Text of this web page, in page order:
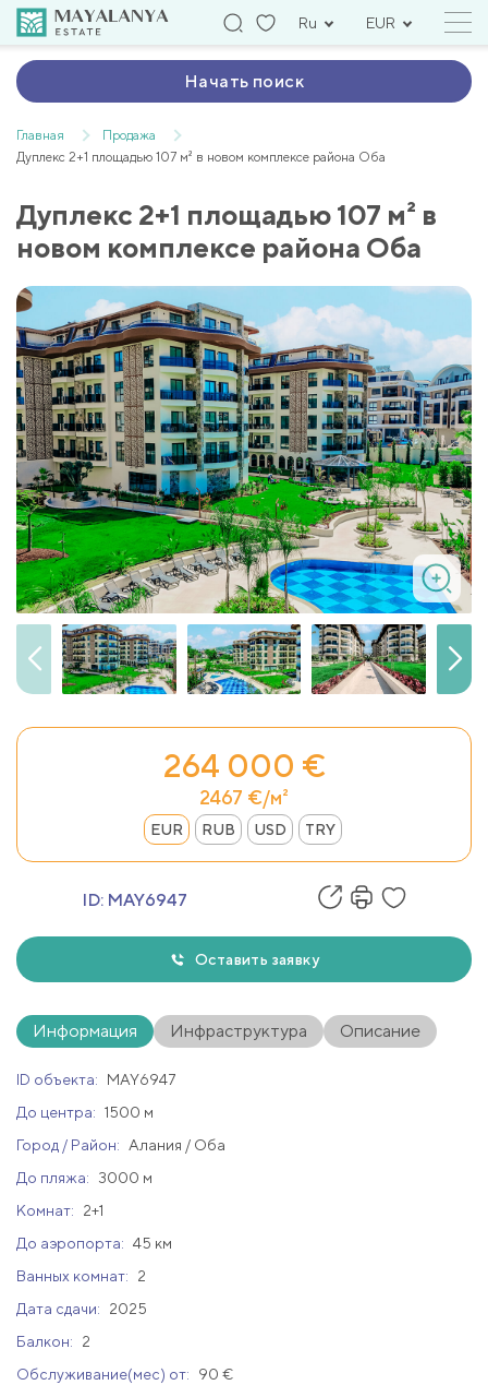
Ru EUR
Начать поиск
Главная
Продажа
Дуплекс 2+1 площадью 107 м² в новом комплексе района Оба
Дуплекс 2+1 площадью 107 м² в
новом комплексе района Оба
264 000 €
2467 €/м²
EUR RUB USD TRY
ID: MAY6947
Оставить заявку
Информация Инфраструктура Описание
ID объекта:
MAY6947
До центра: 1500 м
Город / Район:
Алания / Оба
До пляжа:
3000 м
Комнат:
2+1
До аэропорта: 45 км
Ванных комнат:
2
Дата сдачи:
2025
Балкон:
2
Обслуживание(мес) от:
90 €